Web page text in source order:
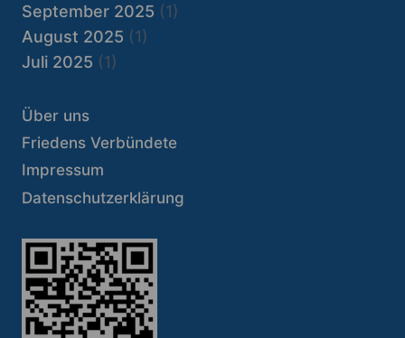
September 2025 (1)
August 2025 (1)
Juli 2025 (1)
Über uns
Friedens Verbündete
Impressum
Datenschutzerklärung